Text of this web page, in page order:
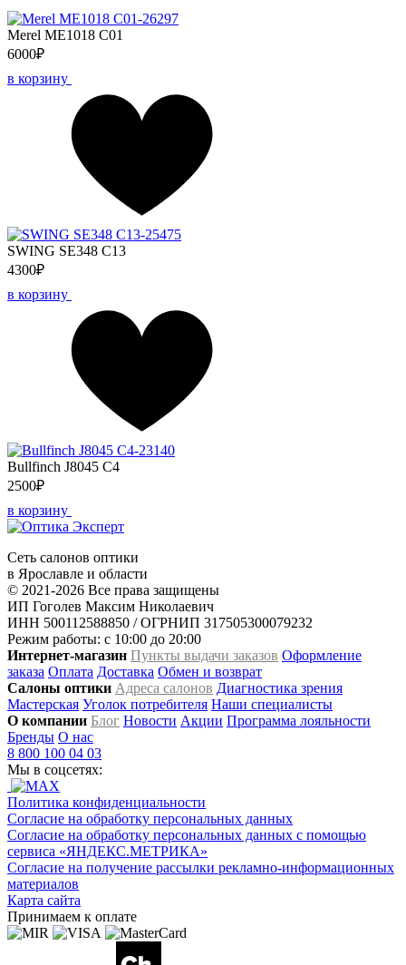
Merel ME1018 C01
6000₽
в корзину
SWING SE348 C13
4300₽
в корзину
Bullfinch J8045 C4
2500₽
в корзину
Сеть салонов оптики
в Ярославле и области
© 2021-2026 Все права защищены
ИП Гоголев Максим Николаевич
ИНН 500112588850 / ОГРНИП 317505300079232
Режим работы: с 10:00 до 20:00
Интернет-магазин Пункты выдачи заказов Оформление
заказа Оплата Доставка Обмен и возврат
Салоны оптики Адреса салонов Диагностика зрения
Мастерская Уголок потребителя Наши специалисты
О компании Блог Новости Акции Программа лояльности
Бренды О нас
8 800 100 04 03
Мы в соцсетях:
Политика конфиденциальности
Согласие на обработку персональных данных
Согласие на обработку персональных данных с помощью
сервиса «ЯНДЕКС.МЕТРИКА»
Согласие на получение рассылки рекламно-информационных
материалов
Карта сайта
Принимаем к оплате